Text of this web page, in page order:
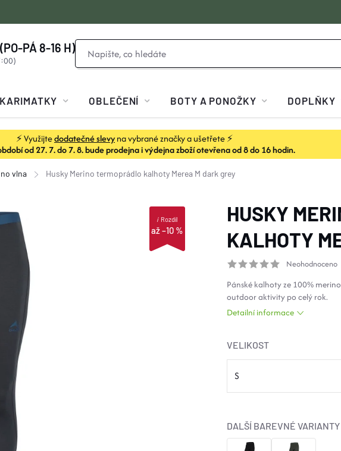
⚡ Využijtedodatečné slevyna vybrané značky a ušetřete ⚡
od 27. 7. do 7. 8. bude prodejna i výdejna zboží otevřena od 8 do 16 hodin.
PÁ 8-16 H)
KARIMATKY OBLEČENÍ BOTY A PONOŽKY DOPLŇKY
vlna Husky Merino termoprádlo kalhoty Merea M dark grey
až –10 %
iRozdíl
HUSKY
KALHOTY
Neohodnoceno
Pánské kalhoty ze 100% merino
outdoor aktivity po celý rok.
Detailní informace
VELIKOST
DALŠÍ BAREVNÉ VARIANTY